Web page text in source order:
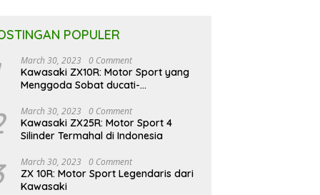
POPULER
March 30, 2023 0 Comment
Kawasaki ZX10R: Motor Sport yang
Menggoda Sobat ducati-
March 30, 2023 0 Comment
Kawasaki ZX25R: Motor Sport 4
Silinder Termahal di Indonesia
March 30, 2023 0 Comment
ZX 10R: Motor Sport Legendaris dari
Kawasaki